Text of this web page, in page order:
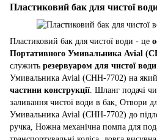
Пластиковий бак для чистої
Пластиковий бак для чистої води - це
Портативного Умивальника Avial
служить резервуаром для чистої води
Умивальника Avial (CHH-7702) на який
частини конструкції. Шланг подачі
заливання чистої води в бак, Отвори
Умивальника Avial (CHH-7702) до
ручка, Ножна механічна помпа для